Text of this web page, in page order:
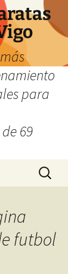
para
69
Buscar:
futbol